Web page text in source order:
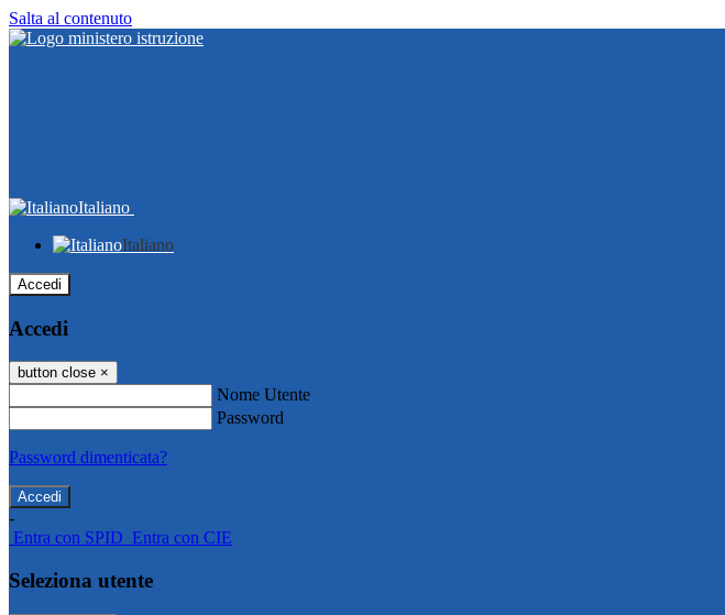
Salta al contenuto
Italiano
Italiano
Accedi
Accedi
button close ×
Nome Utente
Password
Password dimenticata?
-
Entra con SPID Entra con CIE
Seleziona utente